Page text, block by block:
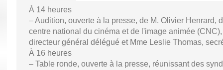
À 14 heures
– Audition, ouverte à la presse, de M. Olivier Henrard,
centre national du cinéma et de l'image animée
directeur général délégué et Mme Leslie Thomas,
À 16 heures
– Table ronde, ouverte à la presse, réunissant des